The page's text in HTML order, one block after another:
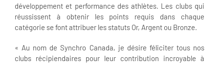
développement et performance des athlètes. Les clubs qui
réussissent à obtenir les points requis dans chaque
catégorie se font attribuer les statuts Or, Argent ou Bronze.
« Au nom de Synchro Canada, je désire féliciter tous nos
clubs récipiendaires pour leur contribution incroyable à